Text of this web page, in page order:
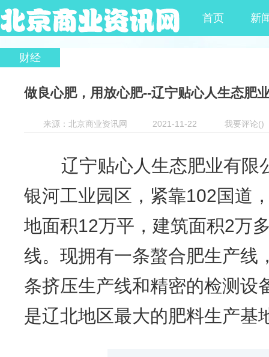
首页 新
财经
做良心肥，用放心肥--辽宁贴心人生态肥
来源：北京商业资讯网 2021-11-22 我要评论()
辽宁贴心人生态肥业有限
银河工业园区，紧靠102国道
地面积12万平，建筑面积2万
线。现拥有一条螯合肥生产线
条挤压生产线和精密的检测设
是辽北地区最大的肥料生产基